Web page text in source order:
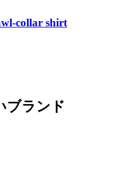
collar shirt
ブランド